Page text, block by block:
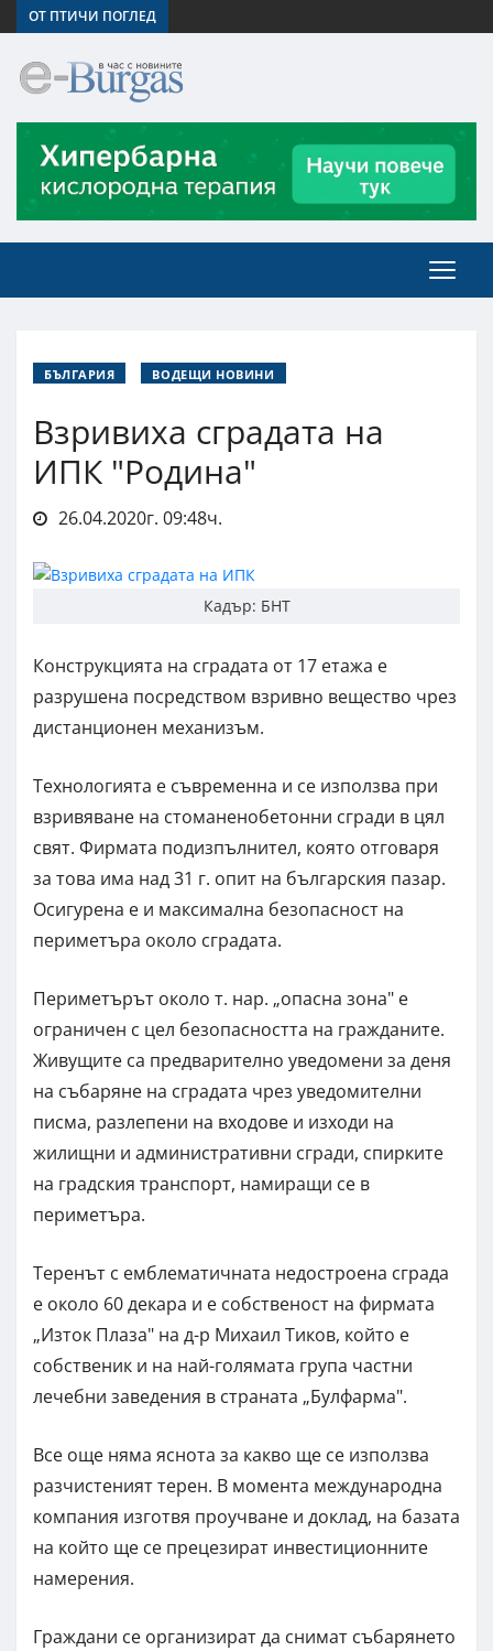
ОТ ПТИЧИ ПОГЛЕД
БЪЛГАРИЯ ВОДЕЩИ НОВИНИ
Взривиха сградата на
ИПК "Родина"
26.04.2020г. 09:48ч.
Кадър: БНТ
Конструкцията на сградата от 17 етажа е
разрушена посредством взривно вещество чрез
дистанционен механизъм.
Технологията е съвременна и се използва при
взривяване на стоманенобетонни сгради в цял
свят. Фирмата подизпълнител, която отговаря
за това има над 31 г. опит на българския пазар.
Осигурена е и максимална безопасност на
периметъра около сградата.
Периметърът около т. нар. „опасна зона" е
ограничен с цел безопасността на гражданите.
Живущите са предварително уведомени за деня
на събаряне на сградата чрез уведомителни
писма, разлепени на входове и изходи на
жилищни и административни сгради, спирките
на градския транспорт, намиращи се в
периметъра.
Теренът с емблематичната недостроена сграда
е около 60 декара и е собственост на фирмата
„Изток Плаза" на д-р Михаил Тиков, който е
собственик и на най-голямата група частни
лечебни заведения в страната „Булфарма".
Все още няма яснота за какво ще се използва
разчистеният терен. В момента международна
компания изготвя проучване и доклад, на базата
на който ще се прецезират инвестиционните
намерения.
Граждани се организират да снимат събарянето